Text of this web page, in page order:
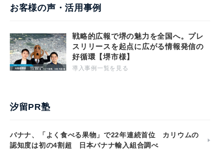
お客様の声・活用事例
戦略的広報で堺の魅力を全国へ。プレ
スリリースを起点に広がる情報発信の
好循環【堺市様】
導入事例一覧を見る
汐留PR塾
バナナ、「よく食べる果物」で22年連続首位 カリウムの
認知度は初の4割超 日本バナナ輸入組合調べ